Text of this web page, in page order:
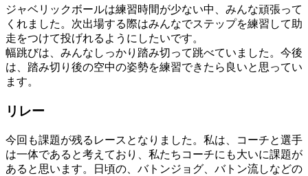
ジャベリックボールは練習時間が少ない中、みんな頑張って
くれました。次出場する際はみんなでステップを練習して助
走をつけて投げれるようにしたいです。
幅跳びは、みんなしっかり踏み切って跳べていました。今後
は、踏み切り後の空中の姿勢を練習できたら良いと思ってい
ます。
リレー
今回も課題が残るレースとなりました。私は、コーチと選手
は一体であると考えており、私たちコーチにも大いに課題が
あると思います。日頃の、バトンジョグ、バトン流しなどの